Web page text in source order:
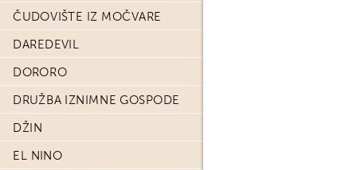
ČUDOVIŠTE IZ MOČVARE
DAREDEVIL
DORORO
DRUŽBA IZNIMNE GOSPODE
DŽIN
EL NINO